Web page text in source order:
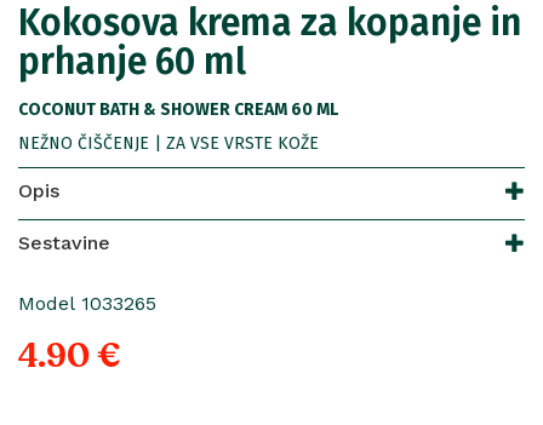
Kokosova krema za kopanje in
prhanje 60 ml
COCONUT BATH & SHOWER CREAM 60 ML
NEŽNO ČIŠČENJE | ZA VSE VRSTE KOŽE
Opis
Sestavine
Model 1033265
4.90 €